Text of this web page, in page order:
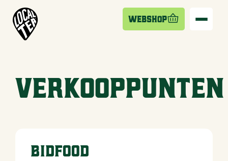
Webshop
Verkooppunten
Bidfood